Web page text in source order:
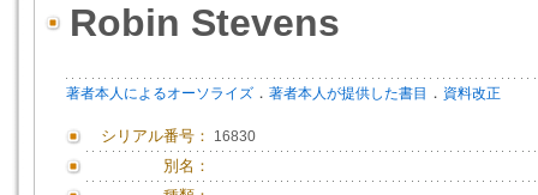
Robin Stevens
著者本人によるオーソライズ ． 著者本人が提供した書目 ． 資料改正
シリアル番号： 16830
別名：